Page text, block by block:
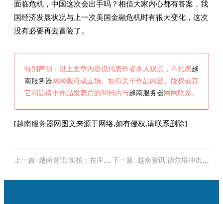
面临危机，中国这次会出手吗？相信大家内心都有答案，我
国经济发展状况与上一次美国金融危机时有很大变化，这次
没有必要再去冒险了。
特别声明：以上文章内容仅代表作者本人观点，不代表越
南服务器 网网观点或立场。如有关于作品内容、版权或其
它问题请于作品发表后的30日内与越南服务器 网网联系。
[越南服务器网图文来源于网络,如有侵权,请联系删除]
上一篇: 越南资讯:实拍：在库尔
的拆装
下一篇: 越南资讯:德尔塔冲击越
工厂又搬回中国